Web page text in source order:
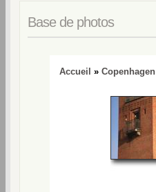
Base de photos
Accueil » Copenhagen